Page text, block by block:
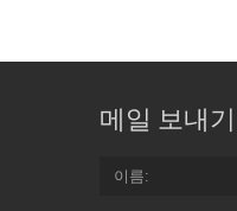
메일 보내기
이름